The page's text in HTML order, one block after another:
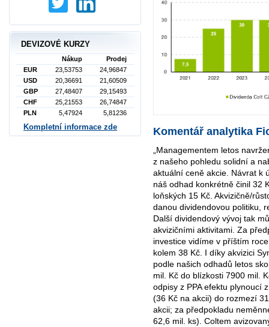
Komentář analytika
„Managementem letos
z našeho pohledu solidní a
aktuální ceně akcie. Návrat k
náš odhad konkrétně činil 32
loňských 15 Kč. Akvizičně/
danou dividendovou politiku,
Další dividendový vývoj tak
akvizičními aktivitami. Za
investice vidíme v příštím
kolem 38 Kč. I díky akvizici
podle našich odhadů letos
mil. Kč do blízkosti 7900 mil.
odpisy z PPA efektu plynoucí
(36 Kč na akcii) do rozmezí
akcii; za předpokladu
62,6 mil. ks). Coltem
DEVIZOVÉ KURZY
Nákup
Prodej
EUR
23,53753
24,96847
USD
20,36691
21,60509
GBP
27,48407
29,15493
CHF
25,21553
26,74847
PLN
5,47924 5,81236
Kompletní informace zde